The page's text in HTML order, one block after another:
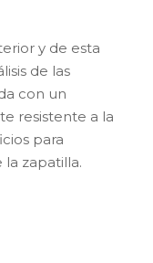
y de esta
de las
con un
resistente a la
para
zapatilla.